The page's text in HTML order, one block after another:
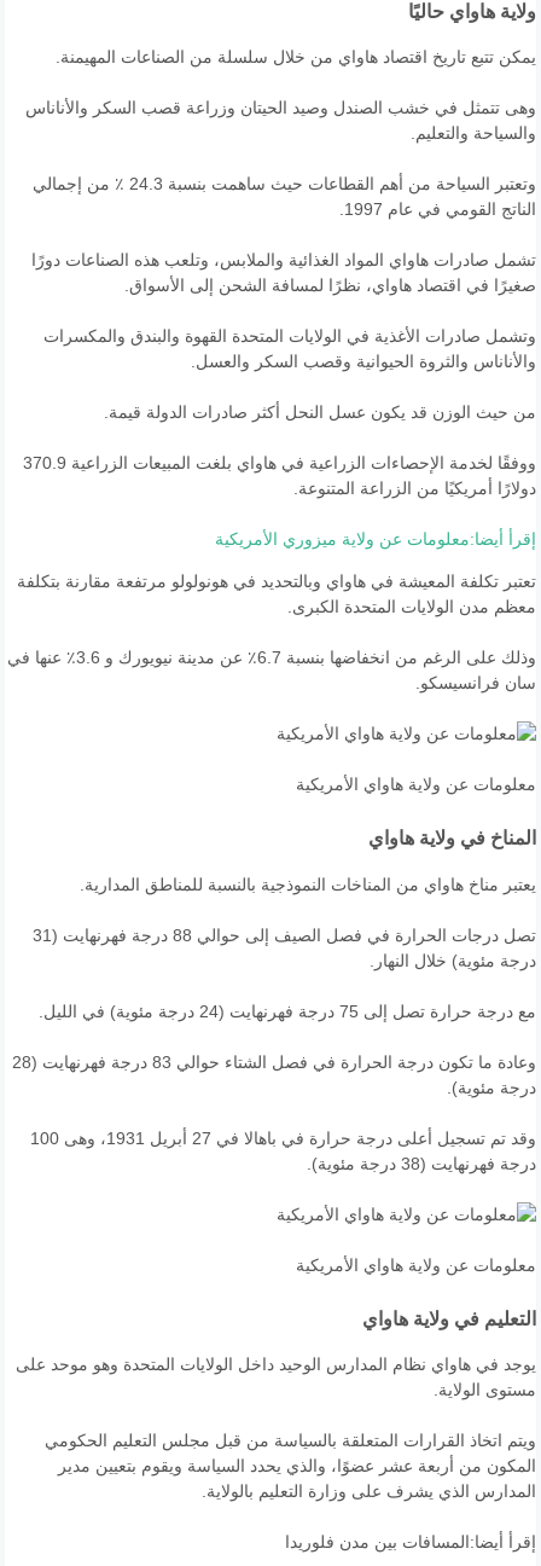
ولاية هاواي حاليًا
يمكن تتبع تاريخ اقتصاد هاواي من خلال سلسلة من الصناعات المهيمنة.
وهى تتمثل في خشب الصندل وصيد الحيتان وزراعة قصب السكر والأناناس
والسياحة والتعليم.
وتعتبر السياحة من أهم القطاعات حيث ساهمت بنسبة 24.3 ٪ من إجمالي
الناتج القومي في عام 1997.
تشمل صادرات هاواي المواد الغذائية والملابس، وتلعب هذه الصناعات دورًا
صغيرًا في اقتصاد هاواي، نظرًا لمسافة الشحن إلى الأسواق.
وتشمل صادرات الأغذية في الولايات المتحدة القهوة والبندق والمكسرات
والأناناس والثروة الحيوانية وقصب السكر والعسل.
من حيث الوزن قد يكون عسل النحل أكثر صادرات الدولة قيمة.
ووفقًا لخدمة الإحصاءات الزراعية في هاواي بلغت المبيعات الزراعية 370.9
دولارًا أمريكيًا من الزراعة المتنوعة.
إقرأ أيضا:معلومات عن ولاية ميزوري الأمريكية
تعتبر تكلفة المعيشة في هاواي وبالتحديد في هونولولو مرتفعة مقارنة بتكلفة
معظم مدن الولايات المتحدة الكبرى.
وذلك على الرغم من انخفاضها بنسبة 6.7٪ عن مدينة نيويورك و 3.6٪ عنها في
سان فرانسيسكو.
معلومات عن ولاية هاواي الأمريكية
المناخ في ولاية هاواي
يعتبر مناخ هاواي من المناخات النموذجية بالنسبة للمناطق المدارية.
تصل درجات الحرارة في فصل الصيف إلى حوالي 88 درجة فهرنهايت (31
درجة مئوية) خلال النهار.
مع درجة حرارة تصل إلى 75 درجة فهرنهايت (24 درجة مئوية) في الليل.
وعادة ما تكون درجة الحرارة في فصل الشتاء حوالي 83 درجة فهرنهايت (28
درجة مئوية).
وقد تم تسجيل أعلى درجة حرارة في باهالا في 27 أبريل 1931، وهى 100
درجة فهرنهايت (38 درجة مئوية).
معلومات عن ولاية هاواي الأمريكية
التعليم في ولاية هاواي
يوجد في هاواي نظام المدارس الوحيد داخل الولايات المتحدة وهو موحد على
مستوى الولاية.
ويتم اتخاذ القرارات المتعلقة بالسياسة من قبل مجلس التعليم الحكومي
المكون من أربعة عشر عضوًا، والذي يحدد السياسة ويقوم بتعيين مدير
المدارس الذي يشرف على وزارة التعليم بالولاية.
إقرأ أيضا:المسافات بين مدن فلوريدا